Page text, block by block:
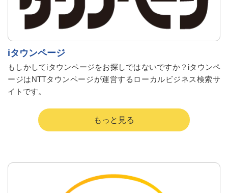
iタウンページ
もしかしてiタウンページをお探しではないですか？iタウンペ
ージはNTTタウンページが運営するローカルビジネス検索サ
イトです。